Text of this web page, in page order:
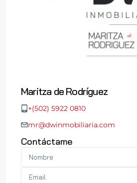
Maritza de Rodríguez
+(502) 5922 0810
mr@dwinmobiliaria.com
Contáctame